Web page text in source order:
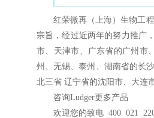
红荣微再（上海）生物工
宗旨，经过近两年的努力推广
市、天津市、广东省的广州市
州、无锡、泰州、湖南省的长
北三省 辽宁省的沈阳市、大连
咨询Ludger更多产品
欢迎您的致电 400